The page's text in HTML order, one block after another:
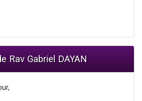
Rav Gabriel DAYAN